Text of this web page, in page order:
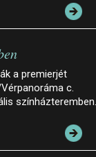
a premierjét
c.
színházteremben.